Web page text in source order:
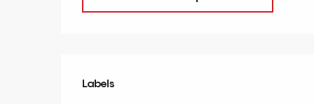
Offres de prestations
Labels
Labels